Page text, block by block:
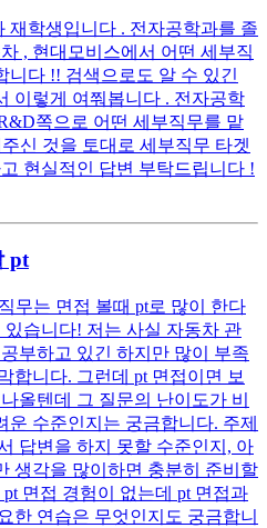
재학생입니다 . 전자공학과를 졸
, 현대모비스에서 어떤 세부직
니다 !! 검색으로도 알 수 있긴
이렇게 여쭤봅니다 . 전자공학
쪽으로 어떤 세부직무를 맡
신 것을 토대로 세부직무 타겟
현실적인 답변 부탁드립니다 !
pt
무는 면접 볼때 pt로 많이 한다
있습니다! 저는 사실 자동차 관
부하고 있긴 하지만 많이 부족
합니다. 그런데 pt 면접이면 보
올텐데 그 질문의 난이도가 비
운 수준인지는 궁금합니다. 주제
답변을 하지 못할 수준인지, 아
생각을 많이하면 충분히 준비할
면접 경험이 없는데 pt 면접과
한 연습은 무엇인지도 궁금합니